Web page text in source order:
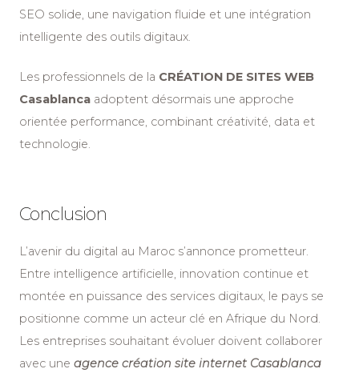
SEO solide, une navigation fluide et une intégration
intelligente des outils digitaux.
Les professionnels de la CRÉATION DE SITES WEB
Casablanca adoptent désormais une approche
orientée performance, combinant créativité, data et
technologie.
Conclusion
L’avenir du digital au Maroc s’annonce prometteur.
Entre intelligence artificielle, innovation continue et
montée en puissance des services digitaux, le pays se
positionne comme un acteur clé en Afrique du Nord.
Les entreprises souhaitant évoluer doivent collaborer
avec une agence création site internet Casablanca